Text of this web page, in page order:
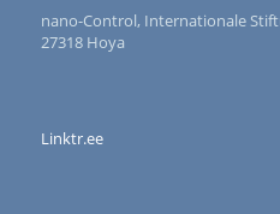
nano-Control, Internationale
27318 Hoya
Linktr.ee